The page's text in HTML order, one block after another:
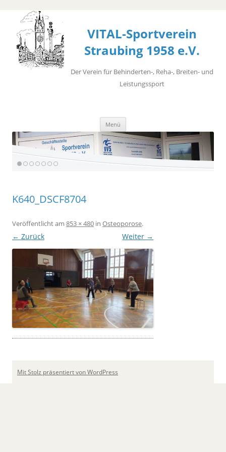
VITAL-Sportverein
Straubing 1958 e.V.
Der Verein für Behinderten-, Reha-, Breiten- und
Leistungssport
Menü
springen
K640_DSCF8704
Veröffentlichtam 853 × 480 in Osteoporose.
← Zurück Weiter →
Mit Stolz präsentiert von WordPress